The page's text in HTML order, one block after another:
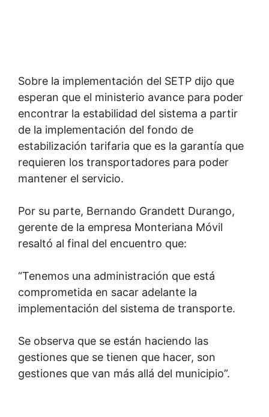
Sobre la implementación del SETP dijo que
esperan que el ministerio avance para poder
encontrar la estabilidad del sistema a partir
de la implementación del fondo de
estabilización tarifaria que es la garantía que
requieren los transportadores para poder
mantener el servicio.
Por su parte, Bernando Grandett Durango,
gerente de la empresa Monteriana Móvil
resaltó al final del encuentro que:
“Tenemos una administración que está
comprometida en sacar adelante la
implementación del sistema de transporte.
Se observa que se están haciendo las
gestiones que se tienen que hacer, son
gestiones que van más allá del municipio”.